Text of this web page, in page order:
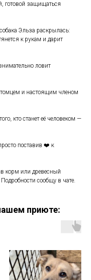
готовой защищаться
Эльза раскрылась:
к рукам и дарит
ловит
и настоящим членом
кто станет её человеком —
поставив ❤️ к
корм или древесный
сообщу в чате.
приюте: